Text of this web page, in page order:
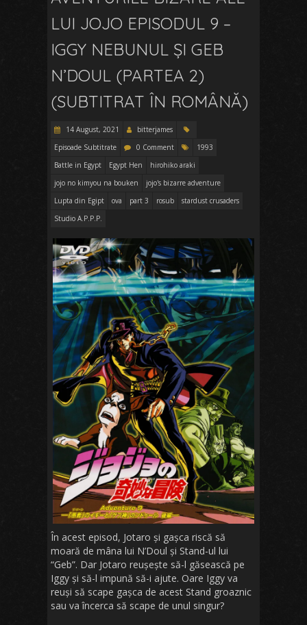
LUI JOJO EPISODUL 9 –
IGGY NEBUNUL ȘI GEB
N’DOUL (PARTEA 2)
(SUBTITRAT ÎN ROMÂNĂ)
14 August, 2021
bitterjames
Episoade Subtitrate
0 Comment
1993
Battle in Egypt
Egypt Hen
hirohiko araki
jojo no kimyou na bouken
jojo's bizarre adventure
Lupta din Egipt
ova part 3 rosub
stardust crusaders
Studio A.P.P.P.
În acest episod, Jotaro și gașca riscă să
moară de mâna lui N’Doul și Stand-ul lui
“Geb”. Dar Jotaro reușește să-l găsească pe
Iggy și să-l impună să-i ajute. Oare Iggy va
reuși să scape gașca de acest Stand groaznic
sau va încerca să scape de unul singur?